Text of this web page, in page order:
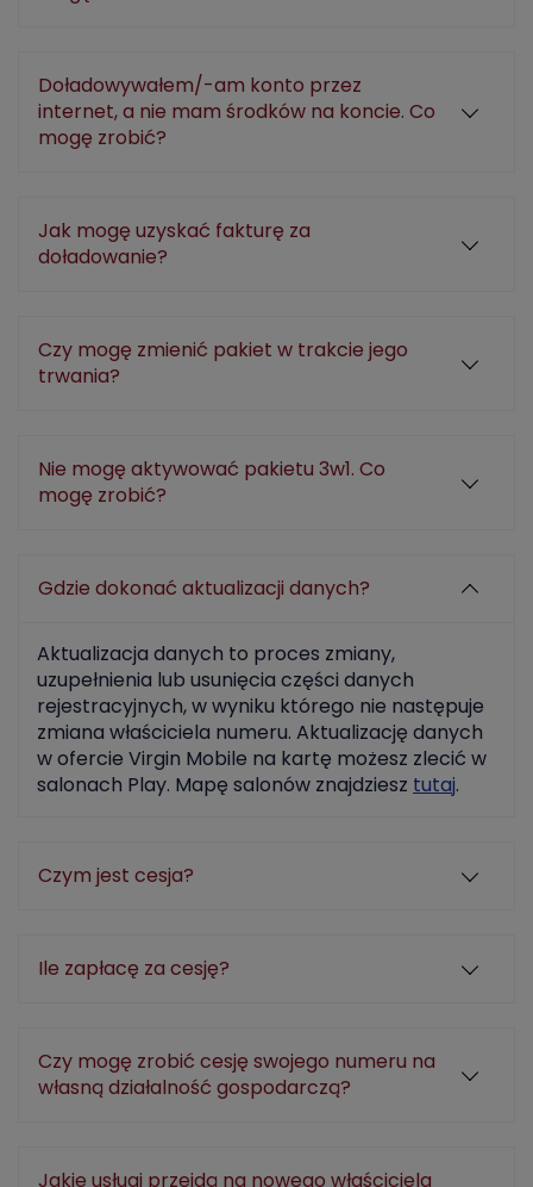
Doładowywałem/-am konto przez
internet, a nie mam środków na koncie. Co
mogę zrobić?
Jak mogę uzyskać fakturę za
doładowanie?
Czy mogę zmienić pakiet w trakcie jego
trwania?
Nie mogę aktywować pakietu 3w1. Co
mogę zrobić?
Gdzie dokonać aktualizacji danych?
Aktualizacja danych to proces zmiany,
uzupełnienia lub usunięcia części danych
rejestracyjnych, w wyniku którego nie następuje
zmiana właściciela numeru. Aktualizację danych
w ofercie Virgin Mobile na kartę możesz zlecić w
salonach Play. Mapę salonów znajdziesz tutaj.
Czym jest cesja?
Ile zapłacę za cesję?
Czy mogę zrobić cesję swojego numeru na
własną działalność gospodarczą?
Jakie usługi przejdą na nowego właściciela